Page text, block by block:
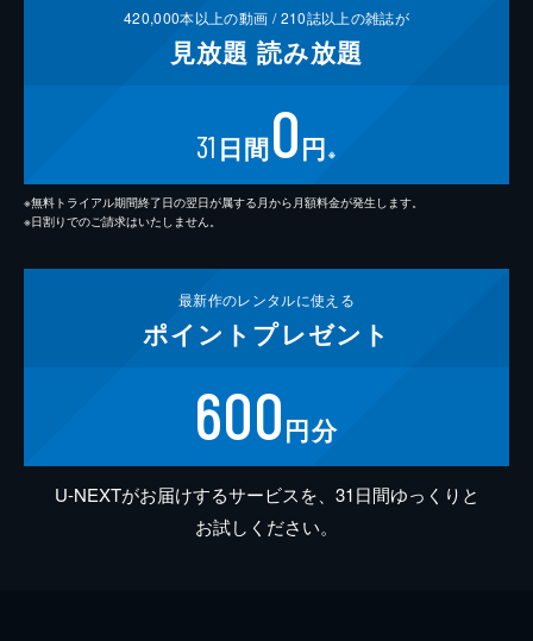
420,000本以上の動画 /210誌以上の雑誌が
見放題 読み放題
31 日間0円 ※
※無料トライアル期間終了日の翌日が属する月から月額料金が発生します。
※日割りでのご請求はいたしません。
最新作のレンタルに使える
ポイント プレゼント
600円分
U-NEXTがお届けするサービスを、31日間ゆっくりと
お試しください。